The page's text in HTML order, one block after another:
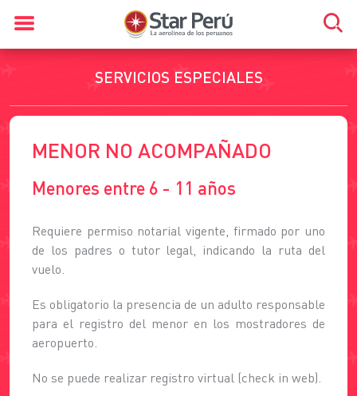
SERVICIOS ESPECIALES
MENOR NO ACOMPAÑADO
Menores entre 6 - 11 años
Requiere permiso notarial vigente, firmado por uno
de los padres o tutor legal, indicando la ruta del
vuelo.
Es obligatorio la presencia de un adulto responsable
para el registro del menor en los mostradores de
aeropuerto.
No se puede realizar registro virtual (check in web).